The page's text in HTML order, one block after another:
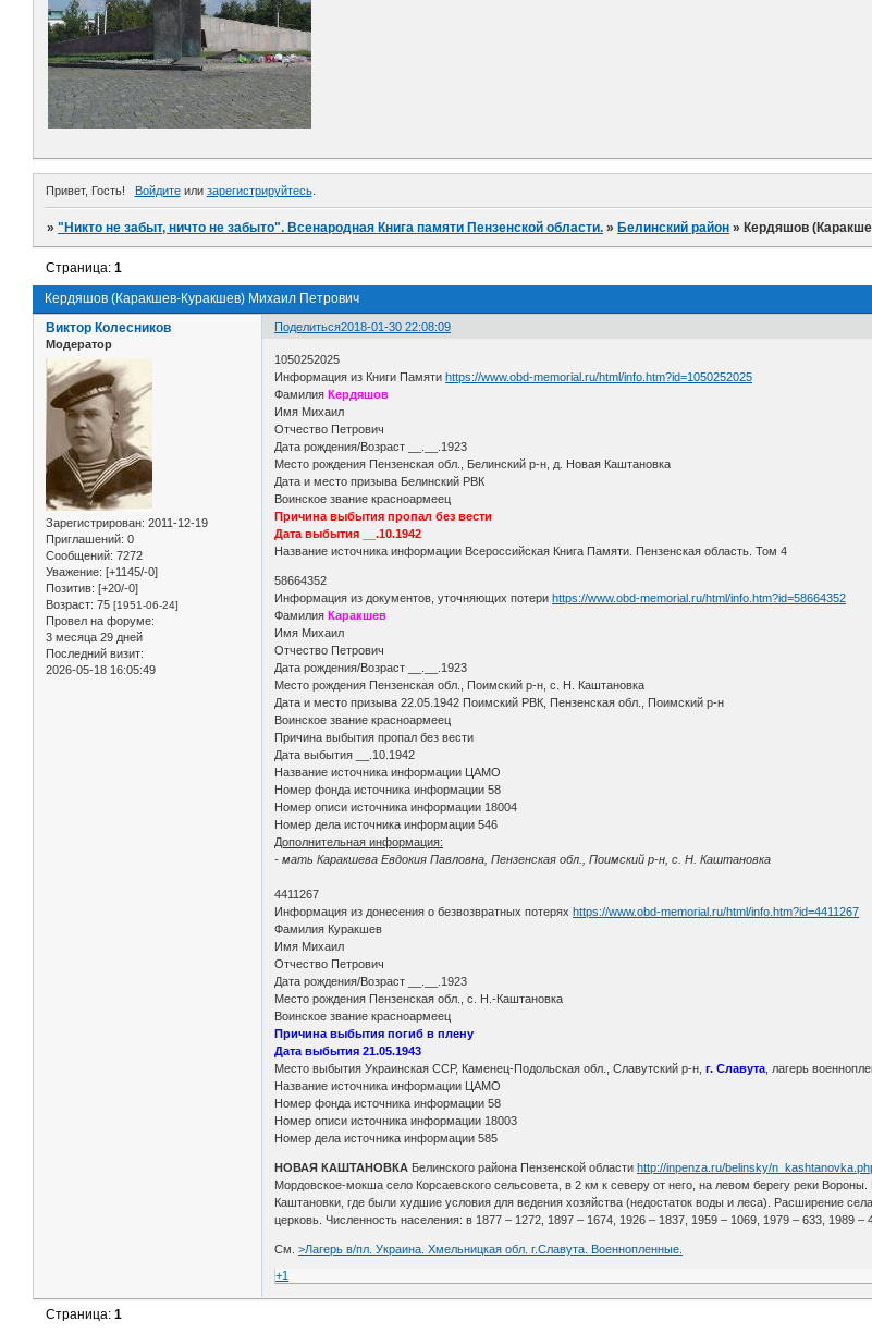
Привет, Гость! Войдитеили зарегистрируйтесь.
»"Никто не забыт, ничто не забыто". Всенародная Книга памяти Пензенской области. » Белинский район » Кердяшов
Кердяшов (Каракшев-Куракшев) Михаил Петрович
Страница:1
Поделиться2018-01-30 22:08:09
Виктор Колесников
Модератор
Зарегистрирован: 2011-12-19
Приглашений: 0
Сообщений: 7272
Уважение: [+1145/-0]
Позитив: [+20/-0]
Возраст: 75 [1951-06-24]
Провел на форуме:
3 месяца 29 дней
Последний визит:
2026-05-18 16:05:49
1050252025
Информация из Книги Памятиhttps://www.obd-memorial.ru/html/info.htm?id=1050252025
ФамилияКердяшов
Имя Михаил
Отчество Петрович
Дата рождения/Возраст __.__.1923
Место рождения Пензенская обл., Белинский р-н, д. Новая Каштановка
Дата и место призыва Белинский РВК
Воинское звание красноармеец
Причина выбытия пропал без вести
Дата выбытия __.10.1942
Название источника информации Всероссийская Книга Памяти. Пензенская область. Том 4
58664352
Информация из документов, уточняющих потериhttps://www.obd-memorial.ru/html/info.htm?id=58664352
ФамилияКаракшев
Имя Михаил
Отчество Петрович
Дата рождения/Возраст __.__.1923
Место рождения Пензенская обл., Поимский р-н, с. Н. Каштановка
Дата и место призыва 22.05.1942 Поимский РВК, Пензенская обл., Поимский р-н
Воинское звание красноармеец
Причина выбытия пропал без вести
Дата выбытия __.10.1942
Название источника информации ЦАМО
Номер фонда источника информации 58
Номер описи источника информации 18004
Номер дела источника информации 546
Дополнительная информация:
- мать Каракшева Евдокия Павловна, Пензенская обл., Поимский р-н, с. Н. Каштановка
4411267
Информация из донесения о безвозвратных потеряхhttps://www.obd-memorial.ru/html/info.htm?id=4411267
Фамилия Куракшев
Имя Михаил
Отчество Петрович
Дата рождения/Возраст __.__.1923
Место рождения Пензенская обл., с. Н.-Каштановка
Воинское звание красноармеец
Причина выбытия погиб в плену
Дата выбытия 21.05.1943
Место выбытия Украинская ССР, Каменец-Подольская обл., Славутский р-н,г. Славута , лагерь
Название источника информации ЦАМО
Номер фонда источника информации 58
Номер описи источника информации 18003
Номер дела источника информации 585
НОВАЯ КАШТАНОВКА Белинского района Пензенской областиhttp://inpenza.ru/belinsky/
Мордовское-мокша село Корсаевского сельсовета, в 2 км к северу от него, на левом берегу реки
Каштановки, где были худшие условия для ведения хозяйства (недостаток воды и леса). Расширение
церковь. Численность населения: в 1877 – 1272, 1897 – 1674, 1926 – 1837, 1959 – 1069, 1979 – 633, 1989 –
См.>Лагерь в/пл. Украина. Хмельницкая обл. г.Славута. Военнопленные.
+1
Страница:1